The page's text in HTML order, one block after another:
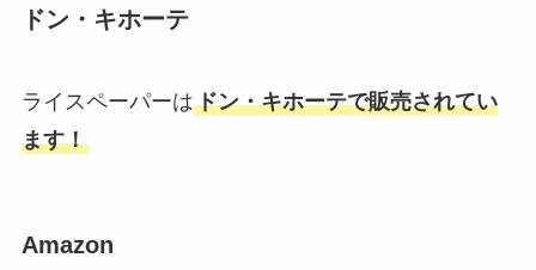
ドン・キホーテ
ライスペーパーはドン・キホーテで販売されてい
ます！
Amazon